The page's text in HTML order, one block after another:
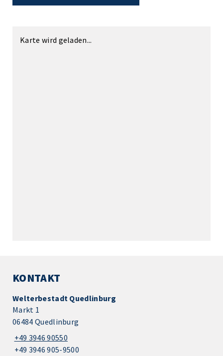
Karte wird geladen...
KONTAKT
Welterbestadt Quedlinburg
Markt 1
06484 Quedlinburg
+49 3946 90550
+49 3946 905-9500